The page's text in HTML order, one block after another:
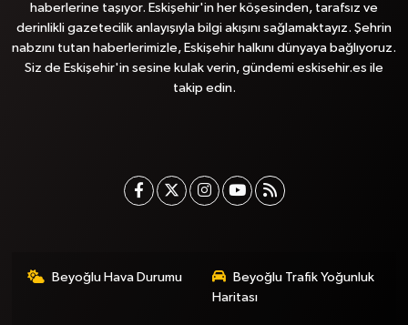
haberlerine taşıyor. Eskişehir'in her köşesinden, tarafsız ve
derinlikli gazetecilik anlayışıyla bilgi akışını sağlamaktayız. Şehrin
nabzını tutan haberlerimizle, Eskişehir halkını dünyaya bağlıyoruz.
Siz de Eskişehir'in sesine kulak verin, gündemi eskisehir.es ile
takip edin.
Beyoğlu Hava Durumu
Beyoğlu Trafik Yoğunluk
Haritası